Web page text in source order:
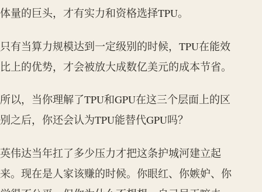
体量的巨头，才有实力和资格选择TPU。
只有当算力规模达到一定级别的时候，TPU在能效
比上的优势，才会被放大成数亿美元的成本节省。
所以，当你理解了TPU和GPU在这三个层面上的区
别之后，你还会认为TPU能替代GPU吗？
英伟达当年扛了多少压力才把这条护城河建立起
来。现在是人家该赚的时候。你眼红、你嫉妒、你